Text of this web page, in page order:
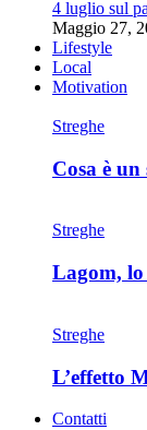
4 luglio sul
Maggio 27,
Lifestyle
Local
Motivation
Streghe
Cosa è
Streghe
Lagom, lo
Streghe
L’effetto
Contatti